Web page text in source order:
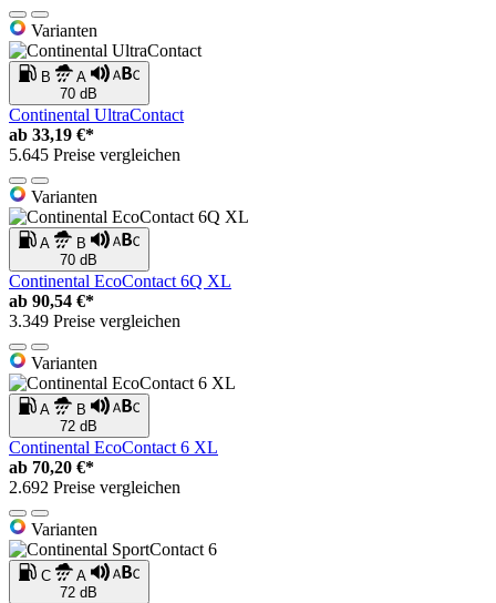
Varianten
B
A
70 dB
Continental UltraContact
ab 33,19 €*
5.645 Preise vergleichen
Varianten
A
B
70 dB
Continental EcoContact 6Q XL
ab 90,54 €*
3.349 Preise vergleichen
Varianten
A
B
72 dB
Continental EcoContact 6 XL
ab 70,20 €*
2.692 Preise vergleichen
Varianten
C
A
72 dB